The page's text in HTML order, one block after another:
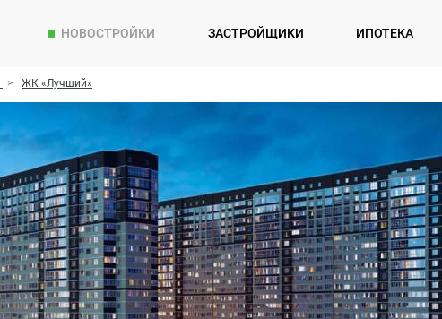
НОВОСТРОЙКИ ЗАСТРОЙЩИКИ ИПОТЕКА
ЖК «Лучший»